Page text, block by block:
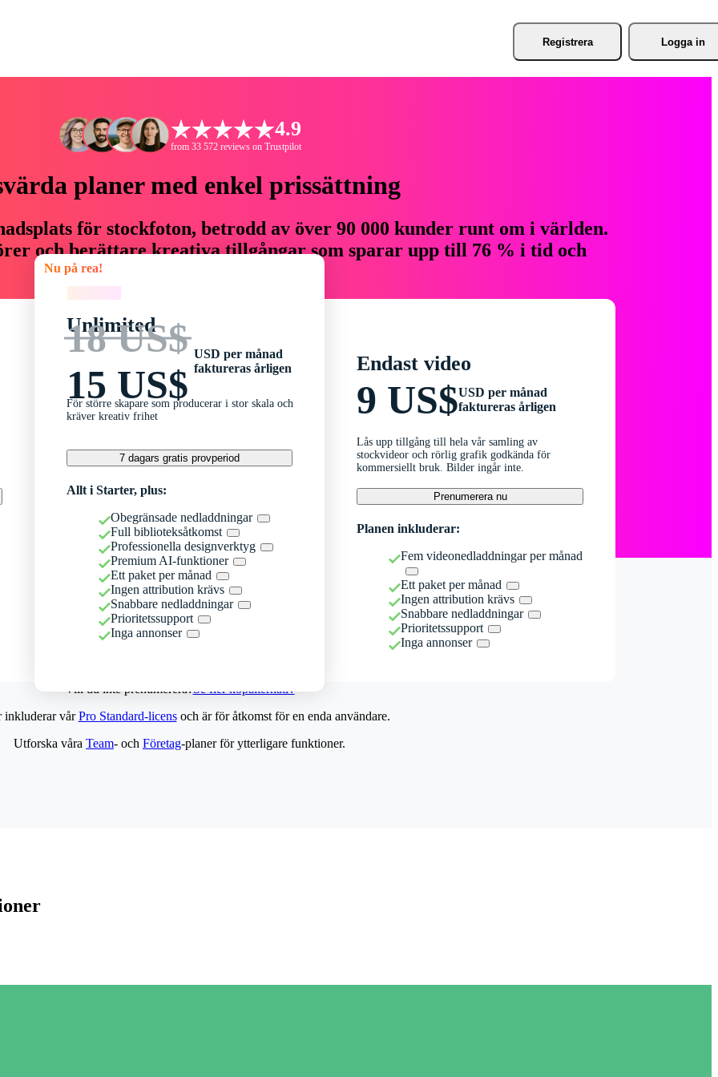
Registrera Logga in
4.9
from 33 572 reviews on Trustpilot
planer med enkel prissättning
för stockfoton, betrodd av över 90 000 kunder runt om i världen.
och berättare kreativa tillgångar som sparar upp till 76 % i tid och
Nu på rea!
Unlimited
18 US$
15 US$
USD per månad
faktureras årligen
För större skapare som producerar i stor skala och
kräver kreativ frihet
7 dagars gratis provperiod
Allt i Starter, plus:
Obegränsade nedladdningar
Full biblioteksåtkomst
Professionella designverktyg
Premium AI-funktioner
Ett paket per månad
Ingen attribution krävs
Snabbare nedladdningar
Prioritetssupport
Inga annonser
Endast video
9 US$USD per månad
faktureras årligen
Lås upp tillgång till hela vår samling av
stockvideor och rörlig grafik godkända för
kommersiellt bruk. Bilder ingår inte.
Prenumerera nu
Planen inkluderar:
Fem videonedladdningar per månad
Ett paket per månad
Ingen attribution krävs
Snabbare nedladdningar
Prioritetssupport
Inga annonser
Vill du inte prenumerera?Se fler köpalternativ
inkluderar vårPro Standard-licensoch är för åtkomst för en enda användare.
Utforska våra Team- och Företag-planer för ytterligare funktioner.